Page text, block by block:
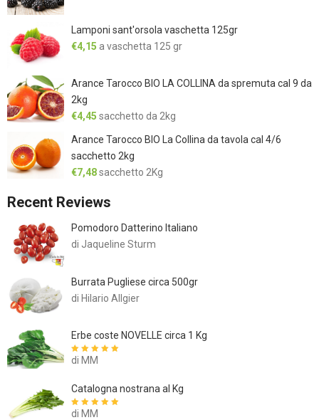
Lamponi sant'orsola vaschetta 125gr
€4,15 a vaschetta 125 gr
Arance Tarocco BIO LA COLLINA da spremuta cal 9 da
2kg
€4,45 sacchetto da 2kg
Arance Tarocco BIO La Collina da tavola cal 4/6
sacchetto 2kg
€7,48sacchetto 2Kg
Recent Reviews
Pomodoro Datterino Italiano
di Jaqueline Sturm
Burrata Pugliese circa 500gr
di Hilario Allgier
Erbe coste NOVELLE circa 1 Kg
Valutato
di MM
Catalogna nostrana al Kg
Valutato
di MM